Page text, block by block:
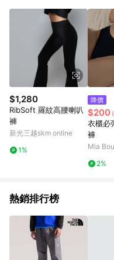
3. 訂單回饋金額將扣除運費/
價券等虛擬貨幣折抵 4. 大宗
有相關事證認定您為大宗採
相關認定以Yahoo購物中心之
$1,280
RibSoft 羅紋高腰喇叭
褲
新光三越skm online
1%
降價
$200
衣櫃必
褲
Mia
2%
熱銷排行榜